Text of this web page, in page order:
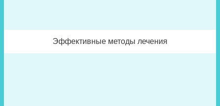
Эффективные методы лечения